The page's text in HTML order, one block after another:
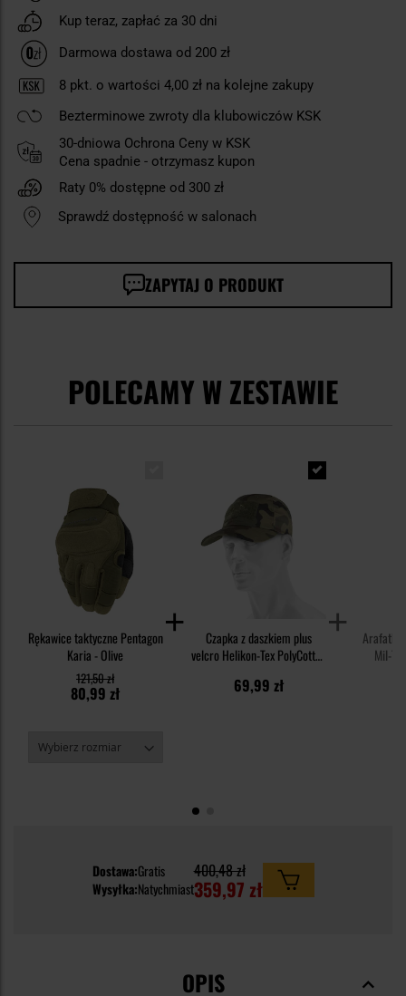
Kup teraz, zapłać za 30 dni
Darmowa dostawa od 200 zł
8 pkt. o wartości 4,00 zł na kolejne zakupy
Bezterminowe zwroty dla klubowiczów KSK
30-dniowa Ochrona Ceny w KSK
Cena spadnie - otrzymasz kupon
Raty 0% dostępne od 300 zł
Sprawdź dostępność w salonach
ZAPYTAJ O PRODUKT
POLECAMY W ZESTAWIE
Rękawice taktyczne Pentagon
Karia - Olive
80,99 zł
121,50 zł
Czapka z daszkiem plus
velcro Helikon-Tex PolyCotton
Woodland
69,99 zł
Arafatka
Mil-
Dostawa:Gratis
Wysyłka:Natychmiast
400,48 zł
359,97 zł
OPIS